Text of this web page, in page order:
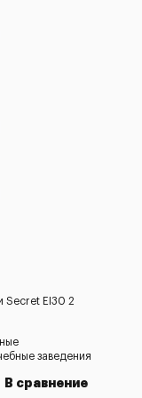
Secret EI30 2
заведения
В сравнение